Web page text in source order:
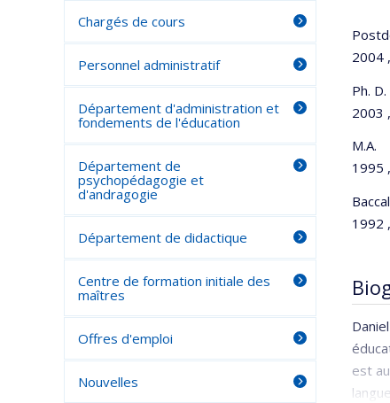
2004
Ph. D.
2003
M.A.
1995
1992
est
Chargés de cours
Personnel administratif
Département d'administration et
fondements de l'éducation
Département de
psychopédagogie et
d'andragogie
Département de didactique
Centre de formation initiale des
maîtres
Offres d'emploi
Nouvelles